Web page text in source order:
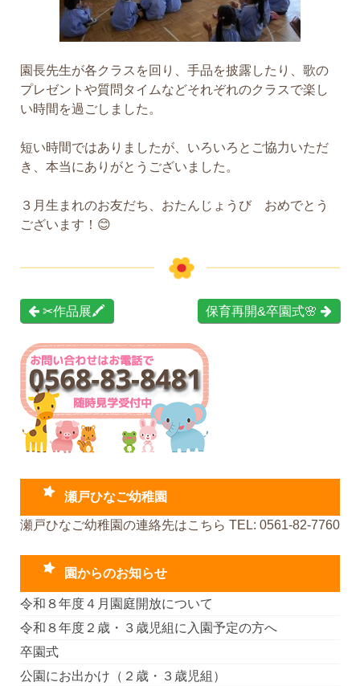
園長先生が各クラスを回り、手品を披露したり、歌の
プレゼントや質問タイムなどそれぞれのクラスで楽し
い時間を過ごしました。
短い時間ではありましたが、いろいろとご協力いただ
き、本当にありがとうございました。
３月生まれのお友だち、おたんじょうび おめでとう
ございます！😊
✂作品展🖍 保育再開&卒園式🌸
瀬戸ひなご幼稚園
瀬戸ひなご幼稚園の連絡先はこちら TEL: 0561-82-7760
園からのお知らせ
令和８年度４月園庭開放について
令和８年度２歳・３歳児組に入園予定の方へ
卒園式
公園にお出かけ（２歳・３歳児組）